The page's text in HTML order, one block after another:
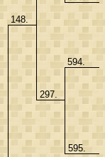
148.
297.
594.
595.